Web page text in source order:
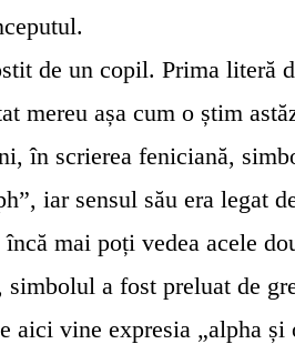
de un copil. Prima literă
mereu așa cum o știm
în scrierea feniciană,
, iar sensul său era legat
mai poți vedea acele
a fost preluat de
aici vine expresia „alpha